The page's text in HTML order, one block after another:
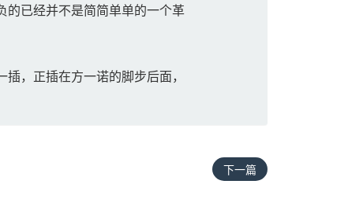
已经并不是简简单单的一个革
，正插在方一诺的脚步后面，
下一篇